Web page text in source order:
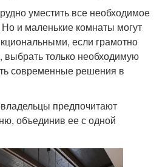
уместить все необходимое
и маленькие комнаты могут
если грамотно
выбрать только необходимую
современные решения в
предпочитают
объединив ее с одной